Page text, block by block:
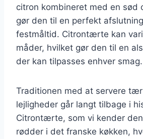
citron kombineret med en sød
gør den til en perfekt
festmåltid. Citrontærte kan
måder, hvilket gør den til en
der kan tilpasses enhver smag.
Traditionen med at servere
lejligheder går langt tilbage i
Citrontærte, som vi kender
rødder i det franske køkken,